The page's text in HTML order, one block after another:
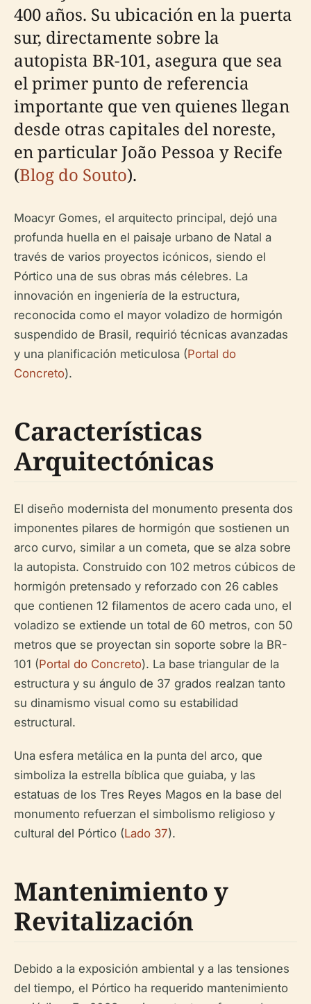
400 años. Su ubicación en la puerta
sur, directamente sobre la
autopista BR-101, asegura que sea
el primer punto de referencia
importante que ven quienes llegan
desde otras capitales del noreste,
en particular João Pessoa y Recife
(Blog do Souto).
Moacyr Gomes, el arquitecto principal, dejó una
profunda huella en el paisaje urbano de Natal a
través de varios proyectos icónicos, siendo el
Pórtico una de sus obras más célebres. La
innovación en ingeniería de la estructura,
reconocida como el mayor voladizo de hormigón
suspendido de Brasil, requirió técnicas avanzadas
y una planificación meticulosa (Portal do
Concreto).
Características
Arquitectónicas
El diseño modernista del monumento presenta dos
imponentes pilares de hormigón que sostienen un
arco curvo, similar a un cometa, que se alza sobre
la autopista. Construido con 102 metros cúbicos de
hormigón pretensado y reforzado con 26 cables
que contienen 12 filamentos de acero cada uno, el
voladizo se extiende un total de 60 metros, con 50
metros que se proyectan sin soporte sobre la BR-
101 (Portal do Concreto). La base triangular de la
estructura y su ángulo de 37 grados realzan tanto
su dinamismo visual como su estabilidad
estructural.
Una esfera metálica en la punta del arco, que
simboliza la estrella bíblica que guiaba, y las
estatuas de los Tres Reyes Magos en la base del
monumento refuerzan el simbolismo religioso y
cultural del Pórtico (Lado 37).
Mantenimiento y
Revitalización
Debido a la exposición ambiental y a las tensiones
del tiempo, el Pórtico ha requerido mantenimiento